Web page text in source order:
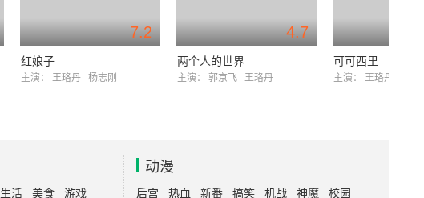
7.2
红娘子
主演： 王珞丹 杨志刚
4.7
两个人的世界
主演： 郭京飞 王珞丹
可可西里
主演： 王珞丹
生活 美食 游戏
动漫
后宫 热血 新番 搞笑 机战 神魔 校园